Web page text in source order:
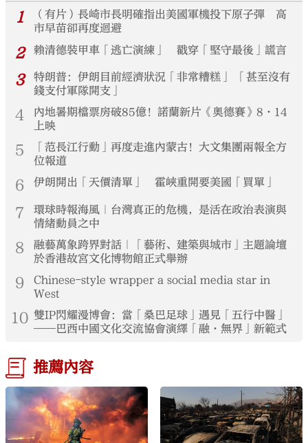
1
（有片）長崎市長明確指出美國軍機投下原子彈 高
市早苗卻再度迴避
2 賴清德裝甲車「逃亡演練」 戳穿「堅守最後」謊言
3
特朗普：伊朗目前經濟狀況「非常糟糕」 「甚至沒有
錢支付軍隊開支」
4
內地暑期檔票房破85億！諾蘭新片《奧德賽》8·14
上映
5
「范長江行動」再度走進內蒙古！大文集團兩報全方
位報道
6 伊朗開出「天價清單」 霍峽重開要美國「買單」
7
環球時報海風｜台灣真正的危機，是活在政治表演與
情緒動員之中
8
融藝萬象跨界對話｜「藝術、建築與城市」主題論壇
於香港故宮文化博物館正式舉辦
9
Chinese-style wrapper a social media star in
West
10 雙IP閃耀漫博會：當「桑巴足球」遇見「五行中醫」
——巴西中國文化交流協會演繹「融·無界」新範式
推薦內容